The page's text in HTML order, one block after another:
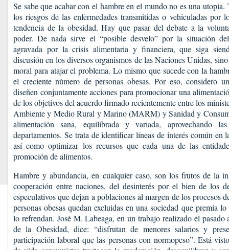
Se sabe que acabar con el hambre en el mundo no es una
los riesgos de las enfermedades transmitidas o vehiculadas por
tendencia de la obesidad. Hay que pasar del debate a la
poder. De nada sirve el “posible desvelo” por la situación
agravada por la crisis alimentaria y financiera, que siga
discusión en los diversos organismos de las Naciones Unidas,
moral para atajar el problema. Lo mismo que sucede con la
el creciente número de personas obesas. Por eso, considero
diseñen conjuntamente acciones para promocionar una
de los objetivos del acuerdo firmado recientemente entre los
Ambiente y Medio Rural y Marino (MARM) y Sanidad y
alimentación sana, equilibrada y variada, aprovechando
departamentos. Se trata de identificar líneas de interés común en
así como optimizar los recursos que cada una de las
promoción de alimentos.
Hambre y abundancia, en cualquier caso, son los frutos de la
cooperación entre naciones, del desinterés por el bien de los
especulativos que dejan a poblaciones al margen de los procesos
personas obesas quedan excluidas en una sociedad que premia
lo refrendan. José M. Labeaga, en un trabajo realizado el pasado
de la Obesidad, dice: “disfrutan de menores salarios y
participación laboral que las personas con normopeso”. Está